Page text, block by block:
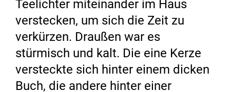
Teelichter miteinander im Haus
verstecken, um sich die Zeit zu
verkürzen. Draußen war es
stürmisch und kalt. Die eine Kerze
versteckte sich hinter einem dicken
Buch, die andere hinter einer